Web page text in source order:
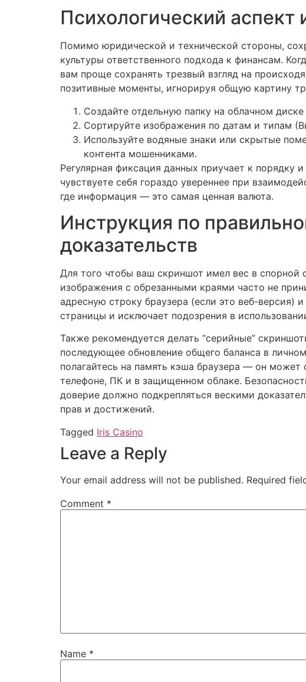
Психологический аспект
Помимо юридической и технической стороны,
культуры ответственного подхода к финансам.
вам проще сохранять трезвый взгляд на
позитивные моменты, игнорируя общую картину
Создайте отдельную папку на облачном
Сортируйте изображения по датам и типам
Используйте водяные знаки или скрытые
контента мошенниками.
Регулярная фиксация данных приучает к порядку
чувствуете себя гораздо увереннее при
где информация — это самая ценная валюта.
Инструкция по
доказательств
Для того чтобы ваш скриншот имел вес в спорной
изображения с обрезанными краями часто не
адресную строку браузера (если это веб-версия)
страницы и исключает подозрения в
Также рекомендуется делать “серийные”
последующее обновление общего баланса в
полагайтесь на память кэша браузера — он
телефоне, ПК и в защищенном облаке.
доверие должно подкрепляться вескими
прав и достижений.
Tagged Iris Casino
Leave a Reply
Your email address will not be published. Required
Comment *
Name *